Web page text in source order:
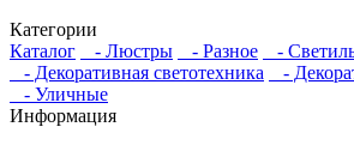
Категории
Каталог
- Люстры - Разное -
- Декоративная светотехника
-
- Уличные
Информация